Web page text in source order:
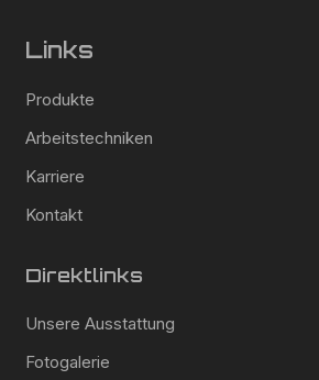
Links
Produkte
Arbeitstechniken
Karriere
Kontakt
Direktlinks
Unsere Ausstattung
Fotogalerie